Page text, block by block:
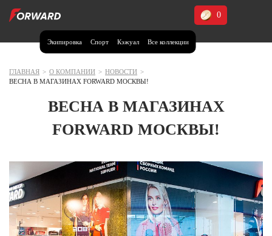
Экипировка Спорт Кэжуал Все коллекции
0
Москва и МО
Воронежская область (1)
Калининградская область (1)
Кемеровская область (2)
Краснодарский край (5)
Красноярский край (5)
Курская область (1)
ГЛАВНАЯ > О КОМПАНИИ > НОВОСТИ >
ВЕСНА В МАГАЗИНАХ FORWARD МОСКВЫ!
ВЕСНА В МАГАЗИНАХ
FORWARD МОСКВЫ!